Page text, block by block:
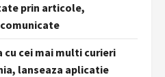
prin articole,
cei mai multi curieri
lanseaza aplicatie